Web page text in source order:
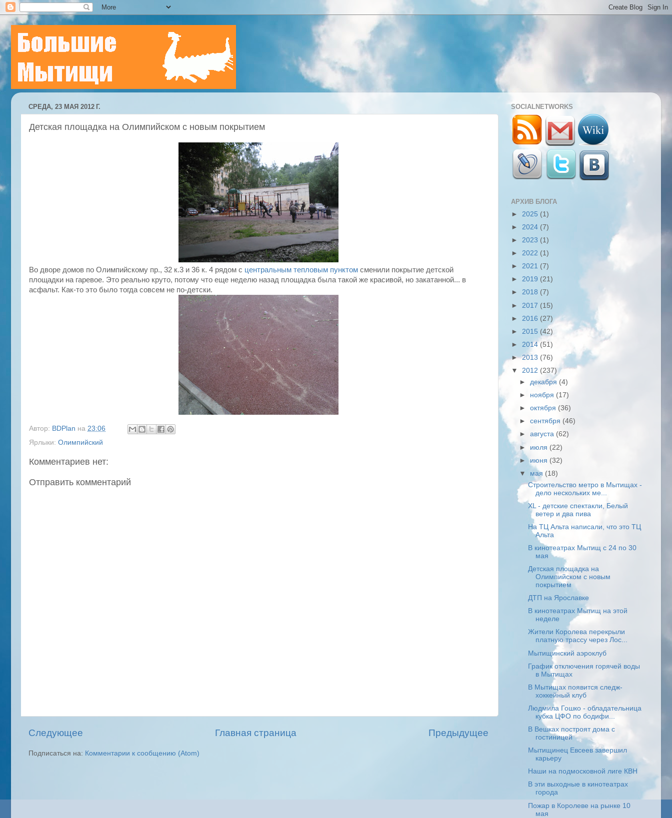
СРЕДА, 23 МАЯ 2012 Г.
Детская площадка на Олимпийском с новым покрытием
Во дворе домов по Олимпийскому пр., 32 к.3 и 36 к. 4 рядом с центральным тепловым пунктом сменили покрытие детской
площадки на гаревое. Это реально круто, потому что еще неделю назад площадка была такой же красивой, но закатанной... в
асфальт. Как-то это было тогда совсем не по-детски.
Автор: BDPlan на 23:06
Ярлыки: Олимпийский
Комментариев нет:
Отправить комментарий
Следующее Предыдущее
Главная страница
Подписаться на: Комментарии к сообщению (Atom)
SOCIALNETWORKS
АРХИВ БЛОГА
► 2025 (1)
► 2024 (7)
► 2023 (1)
► 2022 (1)
► 2021 (7)
► 2019 (21)
► 2018 (7)
► 2017 (15)
► 2016 (27)
► 2015 (42)
► 2014 (51)
►2013 (76)
▼ 2012 (237)
► декабря (4)
► ноября (17)
►октября (36)
►сентября (46)
►августа (62)
► июля (22)
►июня (32)
▼ мая (18)
Строительство метро в Мытищах -
дело нескольких ме...
XL - детские спектакли, Белый
ветер и два пива
На ТЦ Альта написали, что это ТЦ
Альта
В кинотеатрах Мытищ с 24 по 30
мая
Детская площадка на
Олимпийском с новым
покрытием
ДТП на Ярославке
В кинотеатрах Мытищ на этой
неделе
Жители Королева перекрыли
платную трассу через Лос...
Мытищинский аэроклуб
График отключения горячей воды
в Мытищах
В Мытищах появится следж-
хоккейный клуб
Людмила Гошко - обладательница
кубка ЦФО по бодифи...
В Вешках построят дома с
гостиницей
Мытищинец Евсеев завершил
карьеру
Наши на подмосковной лиге КВН
В эти выходные в кинотеатрах
города
Пожар в Королеве на рынке 10
мая